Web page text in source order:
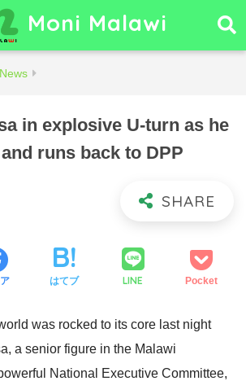
Moni Malawi
in explosive U‑turn as he
runs back to DPP
はてブ LINE Pocket
was rocked to its core last night
a senior figure in the Malawi
National Executive Committee,